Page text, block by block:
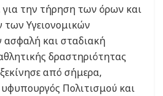
την τήρηση των όρων και
Υγειονομικών
και σταδιακή
δραστηριότητας
από σήμερα,
Πολιτισμού και